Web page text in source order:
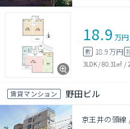
18.9 万円
敷 18.9万円
3LDK/80.31㎡ /
賃貸マンション 野田ビル
京王井の頭線